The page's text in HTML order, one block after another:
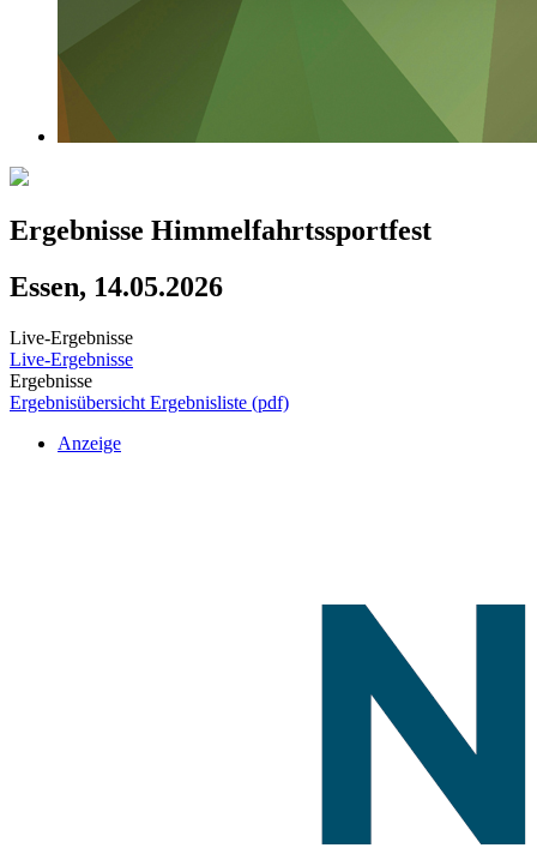
Ergebnisse Himmelfahrtssportfest
Essen, 14.05.2026
Live-Ergebnisse
Live-Ergebnisse
Ergebnisse
Ergebnisübersicht Ergebnisliste (pdf)
Anzeige